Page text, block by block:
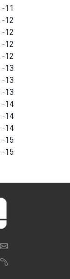
11-
12-
12-
12-
12-
13-
13-
13-
14-
14-
14-
15-
15-